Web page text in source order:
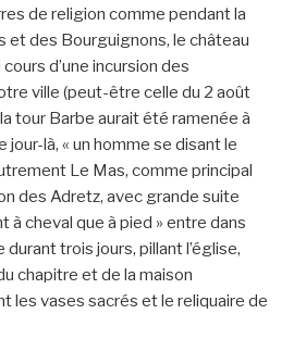
de religion comme pendant la
et des Bourguignons, le château
d’une incursion des
ville (peut-être celle du 2 août
tour Barbe aurait été ramenée à
jour-là, « un homme se disant le
Le Mas, comme principal
des Adretz, avec grande suite
à cheval que à pied » entre dans
durant trois jours, pillant l’église,
chapitre et de la maison
les vases sacrés et le reliquaire de